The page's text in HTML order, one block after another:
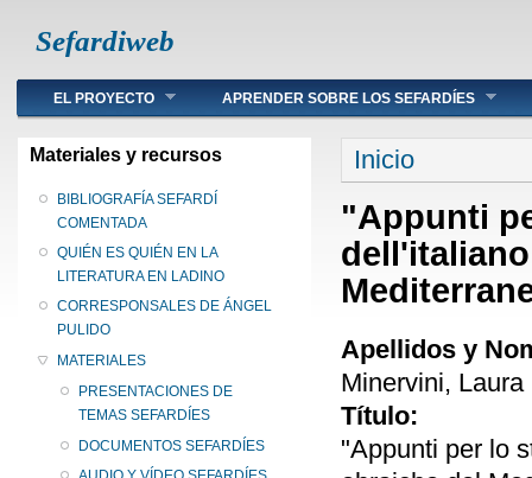
Sefardiweb
Main menu
EL PROYECTO APRENDER SOBRE LOS SEFARDÍES
Materiales y recursos
BIBLIOGRAFÍA SEFARDÍ
COMENTADA
QUIÉN ES QUIÉN EN LA
LITERATURA EN LADINO
CORRESPONSALES DE ÁNGEL
PULIDO
MATERIALES
PRESENTACIONES DE
TEMAS SEFARDÍES
DOCUMENTOS SEFARDÍES
Se encuentra
Inicio
"Appunti
Apellidos y
Minervini, Laura
Título:
"Appunti per lo